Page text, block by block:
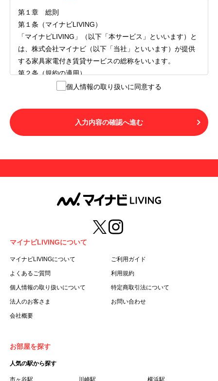
第１章 総則
第１条（マイナビLIVING）
「マイナビLIVING」（以下「本サービス」といいます）と
は、株式会社マイナビ（以下「当社」といいます）が提供
する家具家電付き賃貸サービスの総称をいいます。
第２条（規約の適用）
１.本サービスを利用する者（以下「利用者」といいます）
LIVINGご契約にあたり取得する個人情報の取り扱いについ
て」の内容をすべて承諾したものとみなされます。不承諾
の意思表示は、本サービスを利用しないことをもってのみ
用することはできません。
第３条（用語の定義）
１.「本サ―ビス」とは、第１章第１条で規定する当社が運
営するマイナビLIVINGを意味します。
２.「利用者」とは、第１章第２条に規定する本サービスを
利用する個人を意味します。
３.「本サイト」とは、当社が運営する本サービスに関する
ます。
５.「会員」とは、第２章第１条に基づき会員登録が完了し
た個人を意味します。
録した情報、本サービス利用中に当社が登録を求めた情報
った場合の当該情報を意味します。
７.「本会員制度」とは、会員による本サービスの利用の促
個人情報の取り扱いに同意する
入力内容の確認へ進む
マイナビLIVINGについて
マイナビLIVINGについて ご利用ガイド
よくあるご質問 利用規約
個人情報の取り扱いについて 特定商取引法について
法人のお客さま お問い合わせ
会社概要
お部屋を探す
人気の駅から探す
市ヶ谷駅 川崎駅 横浜駅